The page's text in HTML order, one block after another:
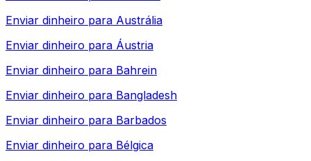
Enviar dinheiro para Austrália
Enviar dinheiro para Áustria
Enviar dinheiro para Bahrein
Enviar dinheiro para Bangladesh
Enviar dinheiro para Barbados
Enviar dinheiro para Bélgica